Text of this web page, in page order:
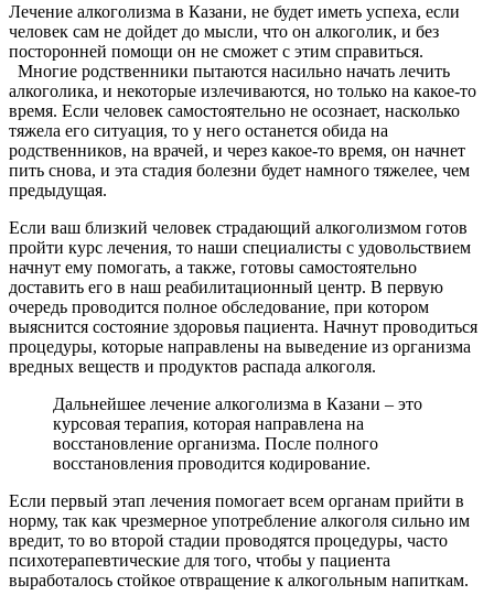
Лечение алкоголизма в Казани, не будет иметь успеха, если
человек сам не дойдет до мысли, что он алкоголик, и без
посторонней помощи он не сможет с этим справиться.
Многие родственники пытаются насильно начать лечить
алкоголика, и некоторые излечиваются, но только на какое-то
время. Если человек самостоятельно не осознает, насколько
тяжела его ситуация, то у него останется обида на
родственников, на врачей, и через какое-то время, он начнет
пить снова, и эта стадия болезни будет намного тяжелее, чем
предыдущая.
Если ваш близкий человек страдающий алкоголизмом готов
пройти курс лечения, то наши специалисты с удовольствием
начнут ему помогать, а также, готовы самостоятельно
доставить его в наш реабилитационный центр. В первую
очередь проводится полное обследование, при котором
выяснится состояние здоровья пациента. Начнут проводиться
процедуры, которые направлены на выведение из организма
вредных веществ и продуктов распада алкоголя.
Дальнейшее лечение алкоголизма в Казани – это
курсовая терапия, которая направлена на
восстановление организма. После полного
восстановления проводится кодирование.
Если первый этап лечения помогает всем органам прийти в
норму, так как чрезмерное употребление алкоголя сильно им
вредит, то во второй стадии проводятся процедуры, часто
психотерапевтические для того, чтобы у пациента
выработалось стойкое отвращение к алкогольным напиткам.